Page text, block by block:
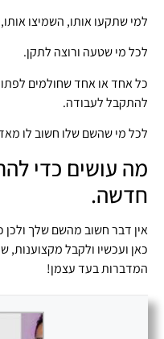
למי שתקעו אותו, השמיצו אותו,
לכל מי שטעה ורוצה לתקן.
כל אחד או אחד שחולמים
להתקבל לעבודה.
לכל מי שהשם שלו חשוב לו
מה עושים כדי
חדשה.
אין דבר חשוב מהשם שלך ולכן
כאן ועכשיו ולקבל מקצוענות,
המדברות בעד עצמן!